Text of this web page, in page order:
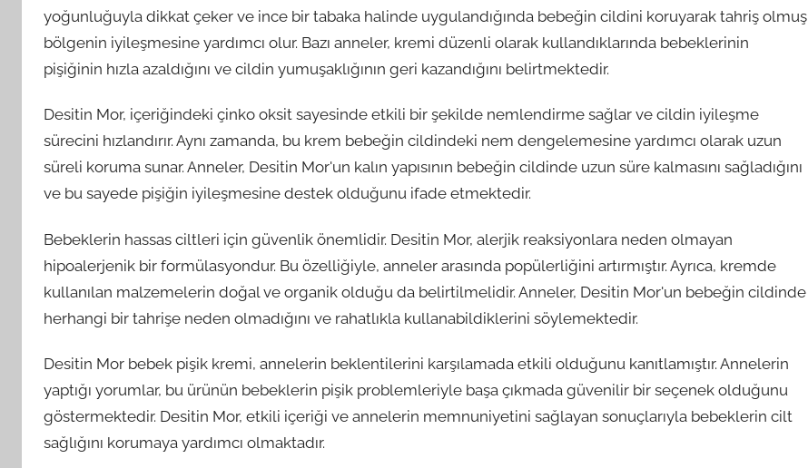
yoğunluğuyla dikkat çeker ve ince bir tabaka halinde uygulandığında bebeğin cildini koruyarak tahriş olmuş
bölgenin iyileşmesine yardımcı olur. Bazı anneler, kremi düzenli olarak kullandıklarında bebeklerinin
pişiğinin hızla azaldığını ve cildin yumuşaklığının geri kazandığını belirtmektedir.
Desitin Mor, içeriğindeki çinko oksit sayesinde etkili bir şekilde nemlendirme sağlar ve cildin iyileşme
sürecini hızlandırır. Aynı zamanda, bu krem bebeğin cildindeki nem dengelemesine yardımcı olarak uzun
süreli koruma sunar. Anneler, Desitin Mor'un kalın yapısının bebeğin cildinde uzun süre kalmasını sağladığını
ve bu sayede pişiğin iyileşmesine destek olduğunu ifade etmektedir.
Bebeklerin hassas ciltleri için güvenlik önemlidir. Desitin Mor, alerjik reaksiyonlara neden olmayan
hipoalerjenik bir formülasyondur. Bu özelliğiyle, anneler arasında popülerliğini artırmıştır. Ayrıca, kremde
kullanılan malzemelerin doğal ve organik olduğu da belirtilmelidir. Anneler, Desitin Mor'un bebeğin cildinde
herhangi bir tahrişe neden olmadığını ve rahatlıkla kullanabildiklerini söylemektedir.
Desitin Mor bebek pişik kremi, annelerin beklentilerini karşılamada etkili olduğunu kanıtlamıştır. Annelerin
yaptığı yorumlar, bu ürünün bebeklerin pişik problemleriyle başa çıkmada güvenilir bir seçenek olduğunu
göstermektedir. Desitin Mor, etkili içeriği ve annelerin memnuniyetini sağlayan sonuçlarıyla bebeklerin cilt
sağlığını korumaya yardımcı olmaktadır.